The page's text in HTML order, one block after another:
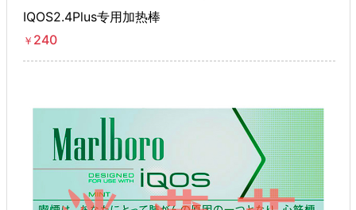
IQOS2.4Plus专用加热棒
￥ 240